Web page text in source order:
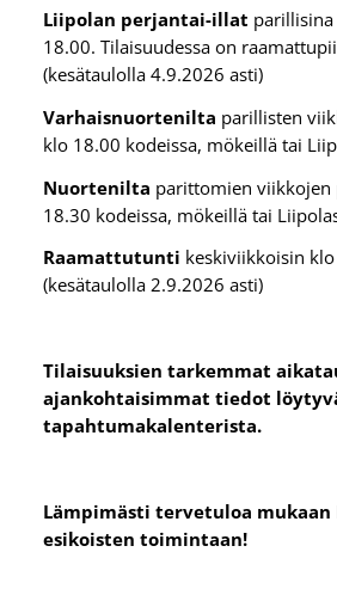
Liipolan perjantai-illat
18.00. Tilaisuudessa on
(kesätaulolla 4.9.2026 asti)
Varhaisnuortenilta parillisten
klo 18.00 kodeissa, mökeillä tai
Nuortenilta parittomien viikkojen
18.30 kodeissa, mökeillä tai
Raamattutunti keskiviikkoisin
(kesätaulolla 2.9.2026 asti)
Tilaisuuksien tarkemmat
ajankohtaisimmat tiedot
tapahtumakalenterista.
Lämpimästi tervetuloa mukaan
esikoisten toimintaan!